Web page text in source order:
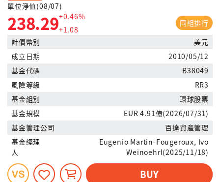
單位淨值(08/07)
238.29+0.46%
+1.08
同組排行
計價幣別
美元
成立日期
2010/05/12
基金代碼
B38049
風險等級
RR3
基金組別
環球股票
基金規模
EUR 4.91億(2026/07/31)
基金管理公司
百達資產管理
基金經理
人
Eugenio Martin-Fougeroux, Ivo
Weinoehrl(2025/11/18)
BUY